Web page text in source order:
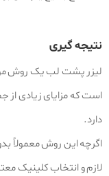
نتیجه‌ گیری
لیزر پشت لب یک روش
است که مزایای زیادی از
دارد.
اگرچه این روش معمولاً
لازم و انتخاب کلینیک